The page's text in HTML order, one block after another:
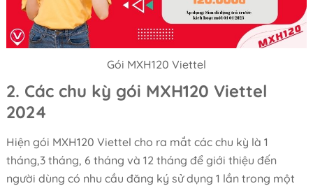
Gói MXH120 Viettel
2. Các chu kỳ gói MXH120 Viettel
2024
Hiện gói MXH120 Viettel cho ra mắt các chu kỳ là 1
tháng,3 tháng, 6 tháng và 12 tháng để giới thiệu đến
người dùng có nhu cầu đăng ký sử dụng 1 lần trong một